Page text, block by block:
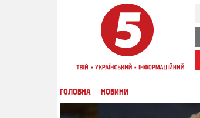
ГОЛОВНА НОВИНИ